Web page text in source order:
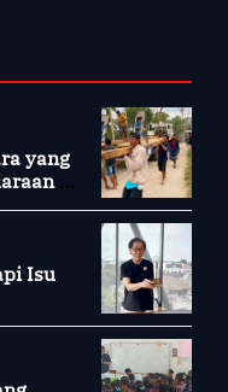
yang
di
Isu